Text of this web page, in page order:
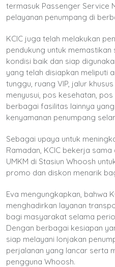
termasuk Passenger Service
pelayanan penumpang di
KCIC juga telah melakukan
pendukung untuk
kondisi baik dan siap
yang telah disiapkan meliputi
tunggu, ruang VIP, jalur
menyusui, pos kesehatan,
berbagai fasilitas lainnya
kenyamanan penumpang
Sebagai upaya untuk
Ramadan, KCIC bekerja
UMKM di Stasiun Whoosh
promo dan diskon menarik
Eva mengungkapkan, bahwa
menghadirkan layanan
bagi masyarakat selama
Dengan berbagai kesiapan
siap melayani lonjakan
perjalanan yang lancar serta
pengguna Whoosh.